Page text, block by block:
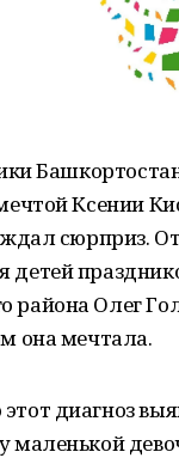
Ксении
сюрприз.
Олег
она мечтала.
диагноз
маленькой